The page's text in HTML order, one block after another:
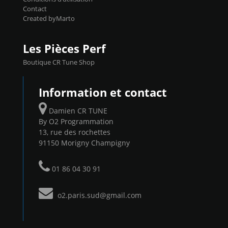
Contact
Created byMarto
Les Pièces Perf
Boutique CR Tune Shop
Information et contact
Damien CR TUNE
By O2 Programmation
13, rue des rochettes
91150 Morigny Champigny
01 86 04 30 91
o2.paris.sud@gmail.com